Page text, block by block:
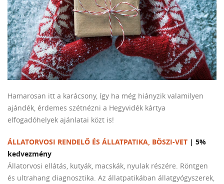
Hamarosan itt a karácsony, így ha még hiányzik valamilyen
ajándék, érdemes szétnézni a Hegyvidék kártya
elfogadóhelyek ajánlatai közt is!
ÁLLATORVOSI RENDELŐ ÉS ÁLLATPATIKA, BÖSZI-VET | 5%
kedvezmény
Állatorvosi ellátás, kutyák, macskák, nyulak részére. Röntgen
és ultrahang diagnosztika. Az állatpatikában állatgyógyszerek,